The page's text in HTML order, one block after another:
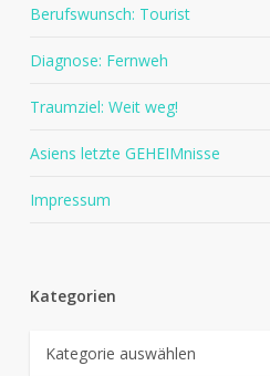
Berufswunsch: Tourist
Diagnose: Fernweh
Traumziel: Weit weg!
Asiens letzte GEHEIMnisse
Impressum
Kategorien